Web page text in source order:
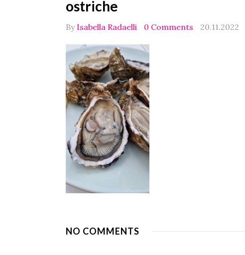
ostriche
By Isabella Radaelli 0 Comments 20.11.2022
NO COMMENTS